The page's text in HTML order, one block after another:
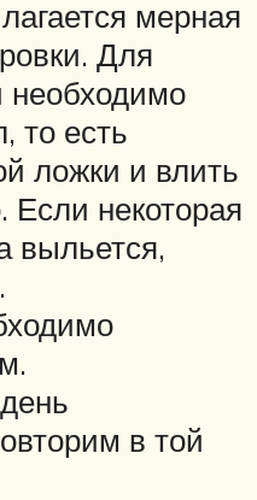
мерная
Для
необходимо
то есть
ложки и влить
Если некоторая
выльется,
в той